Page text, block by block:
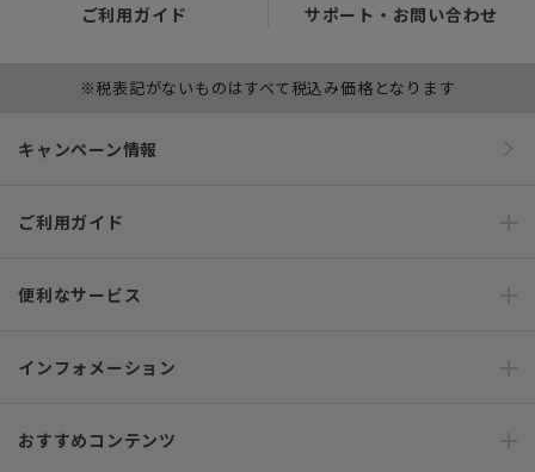
ご利用ガイド サポート・お問い合わせ
※税表記がないものはすべて税込み価格となります
キャンペーン情報
ご利用ガイド
便利なサービス
インフォメーション
おすすめコンテンツ